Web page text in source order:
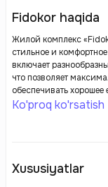
Fidokor haqida
Жилой комплекс
стильное и
включает
что позволяет
обеспечивать хорошее
Ko'proq ko'rsatish
Xususiyatlar